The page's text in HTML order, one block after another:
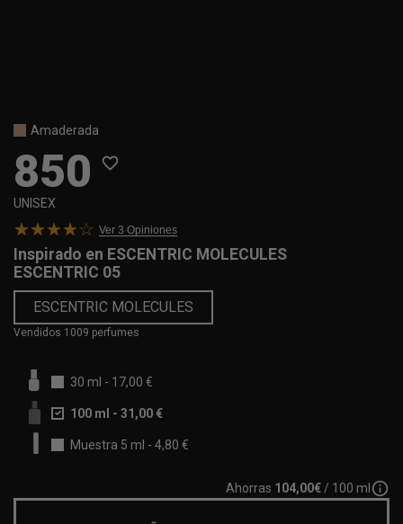
Amaderada
850 favorite_border
UNISEX
Ver 3 Opiniones
Inspirado en ESCENTRIC MOLECULES
ESCENTRIC 05
ESCENTRIC MOLECULES
Vendidos 1009 perfumes
30 ml - 17,00 €
100 ml - 31,00 €
Muestra 5 ml - 4,80 €
Ahorras 104,00€ / 100 ml info_outline